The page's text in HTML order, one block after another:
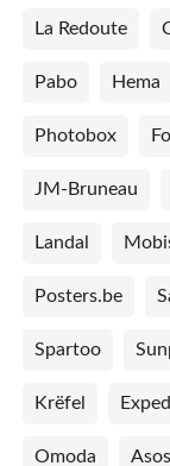
La Redoute
Pabo Hema
Photobox
JM-Bruneau
Landal
Posters.be
Spartoo
Krëfel
Omoda Asos